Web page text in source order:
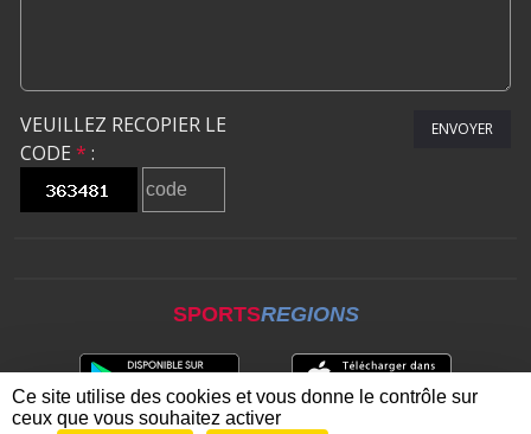
VEUILLEZ RECOPIER LE
CODE * :
ENVOYER
SPORTSREGIONS
Ce site utilise des cookies et vous donne le contrôle sur
ceux que vous souhaitez activer